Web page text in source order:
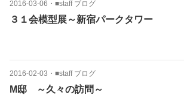
2016-03-06 ・ ■staff ブログ
３１会模型展～新宿パークタワー
2016-02-03 ・ ■staff ブログ
M邸 ～久々の訪問～